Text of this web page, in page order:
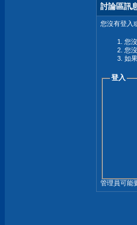
討論區訊
您沒有登入
您
您
如
登入
管理員可能